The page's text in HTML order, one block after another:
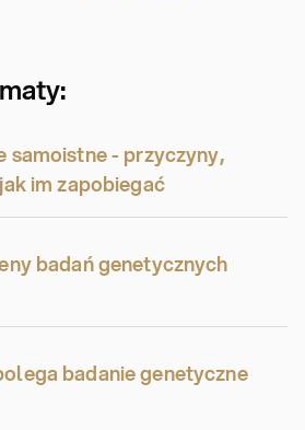
samoistne - przyczyny,
im zapobiegać
badań genetycznych
badanie genetyczne